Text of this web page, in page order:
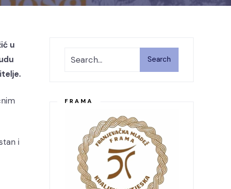
u
i
Search
FRAMA